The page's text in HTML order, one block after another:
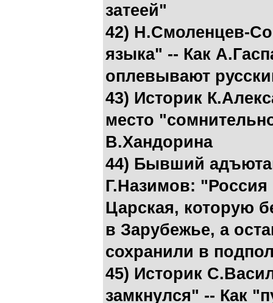
затеей"
42) Н.Смоленцев-
языка" -- Как
оплевывают
43) Историк
место
В.Хандорина
44) Бывший
Г.Назимов: "Россия
Царская, которую
в Зарубежье, а
сохранили в
45) Историк
замкнулся" -- Как